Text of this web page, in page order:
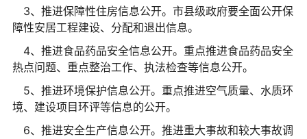
3、推进保障性住房信息公开。市县级政府要全面公开保
障性安居工程建设、分配和退出信息。
4、推进食品药品安全信息公开。重点推进食品药品安全
热点问题、重点整治工作、执法检查等信息公开。
5、推进环境保护信息公开。重点推进空气质量、水质环
境、建设项目环评等信息的公开。
6、推进安全生产信息公开。推进重大事故和较大事故调